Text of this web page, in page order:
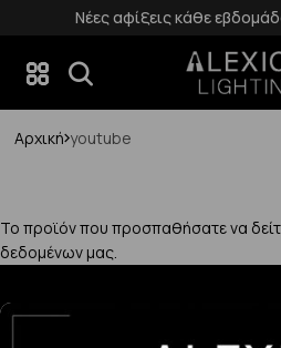
Νέες αφίξεις κάθε
Αρχική youtube
Το προϊόν που προσπαθήσατε να
δεδομένων μας.